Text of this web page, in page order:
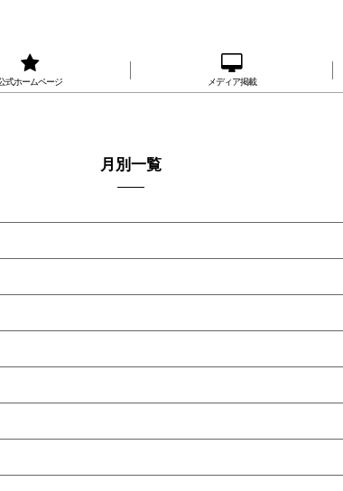
式ホームページ メディア掲載
月別一覧